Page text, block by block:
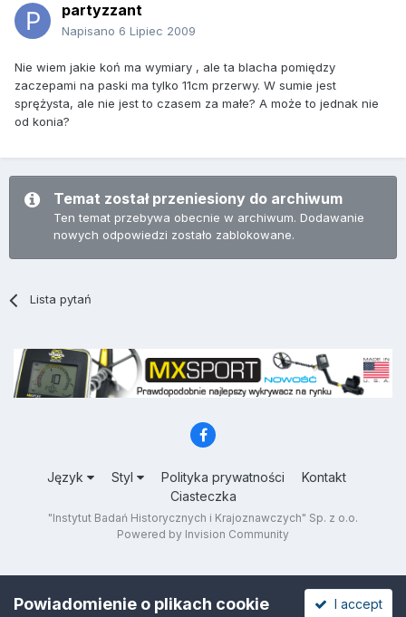
partyzzant
Napisano 6 Lipiec 2009
Nie wiem jakie koń ma wymiary , ale ta blacha pomiędzy
zaczepami na paski ma tylko 11cm przerwy. W sumie jest
sprężysta, ale nie jest to czasem za małe? A może to jednak nie
od konia?
Temat został przeniesiony do archiwum
Ten temat przebywa obecnie w archiwum. Dodawanie
nowych odpowiedzi zostało zablokowane.
Lista pytań
Język Styl Polityka prywatności
Kontakt
Ciasteczka
"Instytut Badań Historycznych i Krajoznawczych" Sp. z o.o.
Powered by Invision Community
Powiadomienie o plikach cookie I accept